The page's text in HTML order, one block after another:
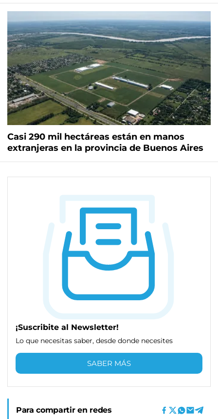
Casi 290 mil hectáreas están en manos
extranjeras en la provincia de Buenos Aires
¡Suscribite al Newsletter!
Lo que necesitas saber, desde donde necesites
SABER MÁS
Para compartir en redes